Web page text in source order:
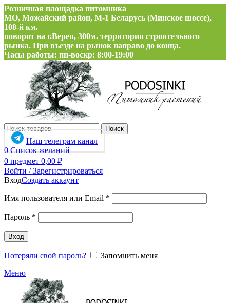
Розничная площадка питомника
МО, Можайский район, М-1 Беларусь (Минское шоссе),
108-й км.
поворот на г.Верея, 300м. территория строительного
рынка. При въезде на рынок направо до конца.
Часы работы: пн-воскр: 8:00-19:00
Поиск
Наш телеграм канал
0 Список желаний
0 предмет 0,00 ₽
Войти / Зарегистрироваться
ВходСоздать аккаунт
Имя пользователя или Email *
Пароль *
Вход
Потеряли свой пароль?
Запомнить меня
Меню